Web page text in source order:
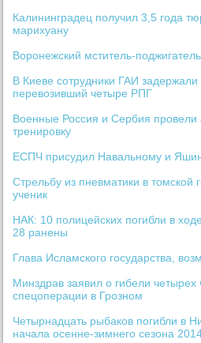
Калининградец получил 3,5 года
марихуану
Воронежский мститель-
В Киеве сотрудники ГАИ задержали
перевозивший четыре РПГ
Военные Россия и Сербия провели
тренировку
ЕСПЧ присудил Навальному и
Стрельбу из пневматики в томской
ученик
НАК: 10 полицейских погибли в
28 ранены
Глава Исламского государства,
Минздрав заявил о гибели четырех
спецоперации в Грозном
Четырнадцать рыбаков погибли в
начала осенне-зимнего сезона